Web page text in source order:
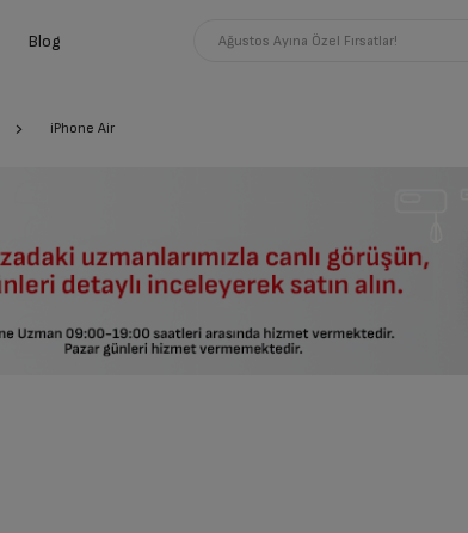
Blog Ağustos Ayına Özel Fırsatlar!
iPhone Air